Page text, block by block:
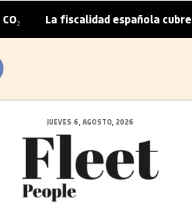
| La fiscalidad española cubre
JUEVES 6, AGOSTO, 2026